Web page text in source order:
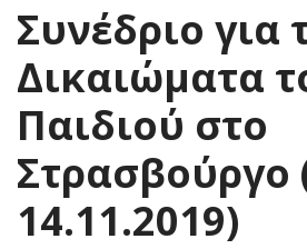
Συνέδριο για
Δικαιώματα
Παιδιού στο
Στρασβούργο
14.11.2019)